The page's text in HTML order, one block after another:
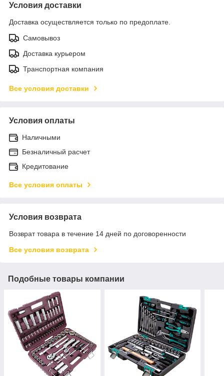
Условия доставки
Доставка осуществляется только по предоплате.
Самовывоз
Доставка курьером
Транспортная компания
Все условия доставки
Условия оплаты
Наличными
Безналичный расчет
Кредитование
Все условия оплаты
Условия возврата
Возврат товара в течение 14 дней по договоренности
Все условия возврата
Подобные товары компании